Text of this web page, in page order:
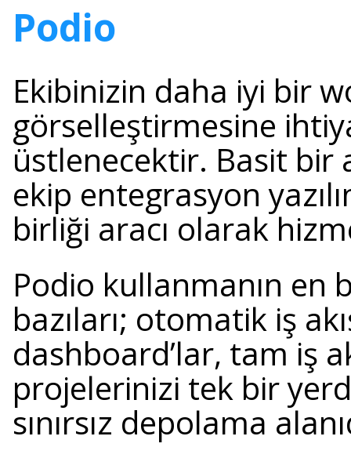
Podio
Ekibinizin daha iyi bir
görselleştirmesine
üstlenecektir. Basit bir
ekip entegrasyon
birliği aracı olarak
Podio kullanmanın en
bazıları; otomatik iş
dashboard’lar, tam iş
projelerinizi tek bir
sınırsız depolama